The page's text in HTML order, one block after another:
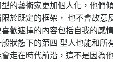
的藝術家更加個人化，他們
於既定的框架， 也不會故
歡遮擇的內容包括自我的感
狀態下的第四 型人也能和
走在時代前沿，這不是因為